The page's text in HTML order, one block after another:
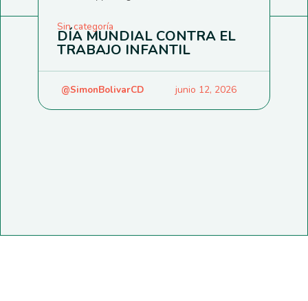
Sin categoría
DÍA MUNDIAL CONTRA EL
TRABAJO INFANTIL
@SimonBolivarCD junio 12, 2026